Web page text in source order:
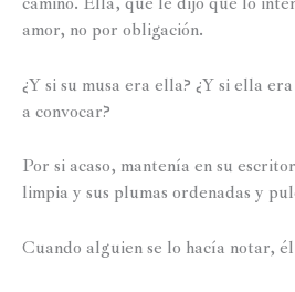
amor, no por obligación.
¿Y si su musa era ella? ¿Y si ella
a convocar?
Por si acaso, mantenía en su
limpia y sus plumas ordenadas y
Cuando alguien se lo hacía notar,